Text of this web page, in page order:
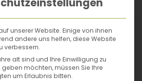
1500 Garten- und
etwa 400 Beerensorten,
1000 Zierpflanzensorten
ein.
unserer Website. Einige von ihnen
andere uns helfen, diese Website
verbessern.
alt sind und Ihre Einwilligung zu
möchten, müssen Sie Ihre
um Erlaubnis bitten.